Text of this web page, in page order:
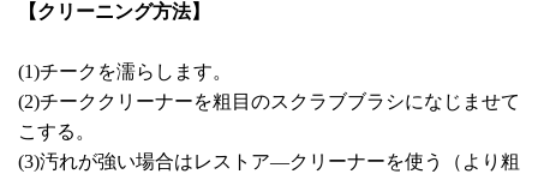
【クリーニング方法】
(1)チークを濡らします。
(2)チーククリーナーを粗目のスクラブブラシになじませて
こする。
(3)汚れが強い場合はレストア―クリーナーを使う（より粗